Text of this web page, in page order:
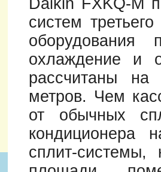
Daikin FXKQ-M
систем
оборудования
охлаждение и
рассчитаны
метров. Чем
от обычных
кондиционера
сплит-